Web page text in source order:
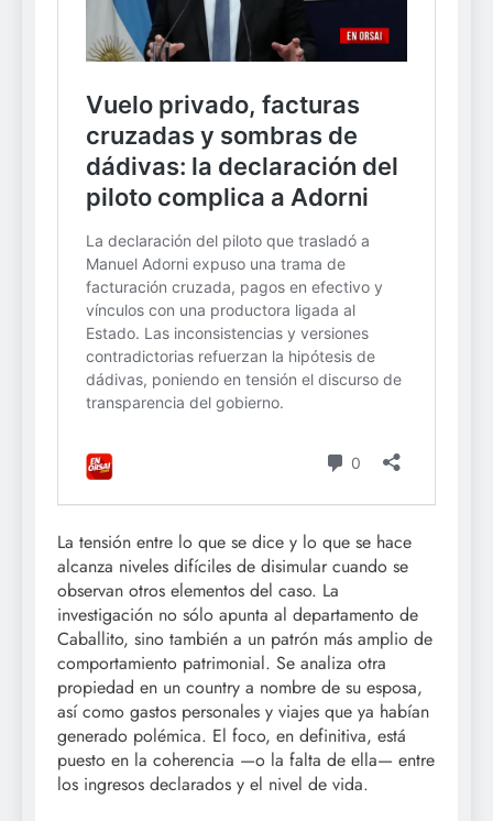
La tensión entre lo que se dice y lo que se hace
alcanza niveles difíciles de disimular cuando se
observan otros elementos del caso. La
investigación no sólo apunta al departamento de
Caballito, sino también a un patrón más amplio de
comportamiento patrimonial. Se analiza otra
propiedad en un country a nombre de su esposa,
así como gastos personales y viajes que ya habían
generado polémica. El foco, en definitiva, está
puesto en la coherencia —o la falta de ella— entre
los ingresos declarados y el nivel de vida.